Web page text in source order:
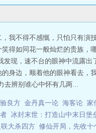
我不得不感慨，只怕只有演
得如同花一般灿烂的贵族，
现，速不台的眼神中流露
身边，顺着他的眼神看去，
去辨别谁心中怀有几两...
良方 金丹真一论 海客论 家
冰封末世：打造山中末日堡
大杀四方 修仙开局，先收十